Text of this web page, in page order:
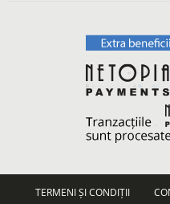
TERMENI ȘI CONDIȚII